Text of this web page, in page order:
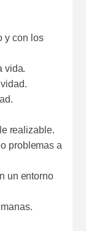
y con los
vida.
realizable.
problemas a
un entorno